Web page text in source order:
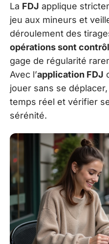
La FDJ applique
jeu aux mineurs et
déroulement des
opérations sont
gage de régularité
Avec l’application FDJ
jouer sans se
temps réel et vérifier
sérénité.